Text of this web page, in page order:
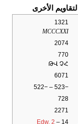
1321
MCCCXXI
2074
770
ԹՎ ՉՀ
6071
−523 – −522
728
2271
14
Edw. 2 –